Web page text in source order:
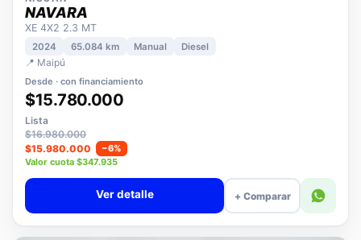
NISSAN
NAVARA
XE 4X2 2.3 MT
2024
📍 Maipú
Desde · con financiamiento
$15.780.000
Lista
$16.980.000
$15.980.000
−6%
Valor cuota $347.935
+ Comparar